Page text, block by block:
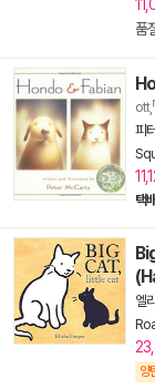
품
ott,
피
택배
엘
양